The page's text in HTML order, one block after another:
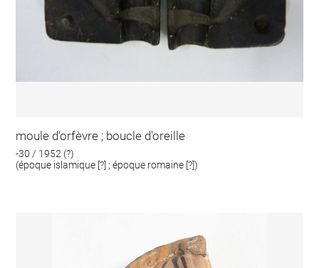
moule d'orfèvre ; boucle d'oreille
-30 / 1952 (?)
(époque islamique [?] ; époque romaine [?])